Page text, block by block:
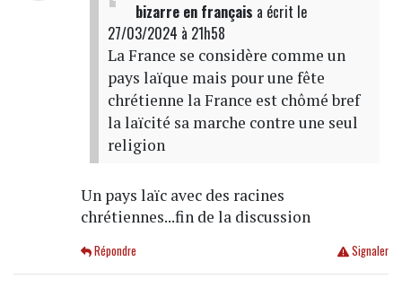
bizarre en français a écrit le
27/03/2024 à 21h58
La France se considère comme un
pays laïque mais pour une fête
chrétienne la France est chômé bref
la laïcité sa marche contre une seul
religion
Un pays laïc avec des racines
chrétiennes...fin de la discussion
Signaler
Répondre